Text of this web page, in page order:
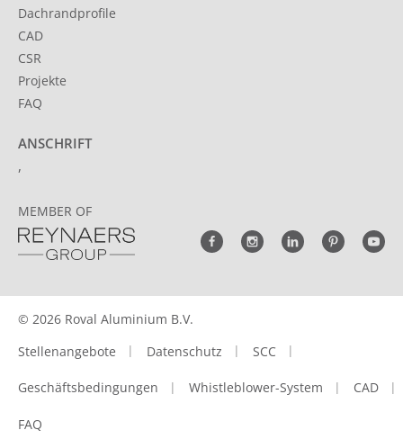
Dachrandprofile
CAD
CSR
Projekte
FAQ
ANSCHRIFT
,
MEMBER OF
© 2026 Roval Aluminium B.V.
Stellenangebote
Datenschutz SCC
Geschäftsbedingungen Whistleblower-System CAD
FAQ